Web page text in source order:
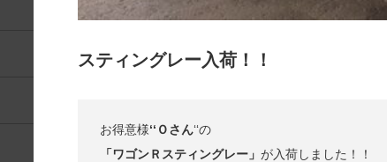
スティングレー入荷！！
お得意様‘‘Ｏさん‘‘の
「ワゴンＲスティングレー」 が入荷しました！！